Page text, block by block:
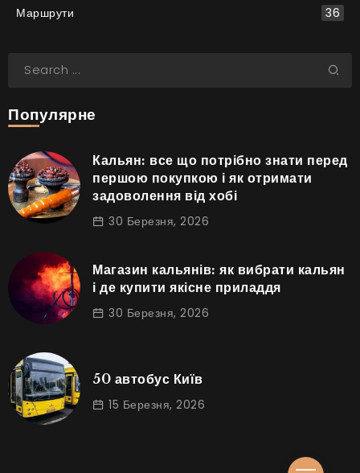
Маршрути 36
Популярне
Кальян: все що потрібно знати перед
першою покупкою і як отримати
задоволення від хобі
30 Березня, 2026
Магазин кальянів: як вибрати кальян
і де купити якісне приладдя
30 Березня, 2026
50 автобус Київ
15 Березня, 2026